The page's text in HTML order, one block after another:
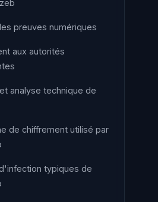
preuves numériques
aux autorités
analyse technique de
de chiffrement utilisé par
typiques de